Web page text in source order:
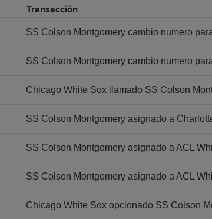
Transacción
SS Colson Montgomery cambio numero
SS Colson Montgomery cambio numero
Chicago White Sox llamado SS Colson
SS Colson Montgomery asignado a
SS Colson Montgomery asignado a ACL
SS Colson Montgomery asignado a ACL
Chicago White Sox opcionado SS Colson